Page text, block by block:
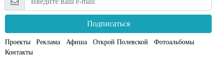
Подписаться
Проекты Реклама Афиша Открой Полевской
Фотоальбомы
Контакты